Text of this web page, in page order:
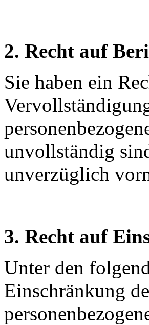
2. Recht auf
Sie haben ein
unvollständig
unverzüglich
3. Recht auf
Unter den
Einschränkung